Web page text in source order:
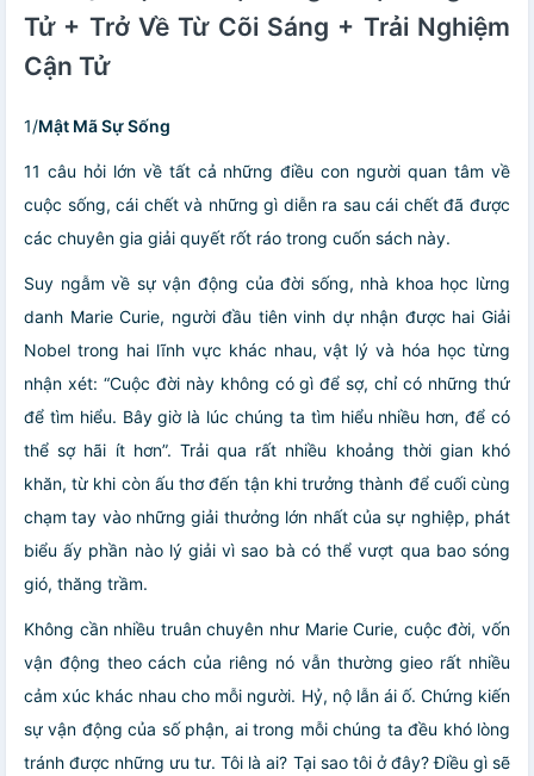
Tử + Trở Về Từ Cõi Sáng + Trải Nghiệm
Cận Tử
1/Mật Mã Sự Sống
11 câu hỏi lớn về tất cả những điều con người quan tâm về
cuộc sống, cái chết và những gì diễn ra sau cái chết đã được
các chuyên gia giải quyết rốt ráo trong cuốn sách này.
Suy ngẫm về sự vận động của đời sống, nhà khoa học lừng
danh Marie Curie, người đầu tiên vinh dự nhận được hai Giải
Nobel trong hai lĩnh vực khác nhau, vật lý và hóa học từng
nhận xét: “Cuộc đời này không có gì để sợ, chỉ có những thứ
để tìm hiểu. Bây giờ là lúc chúng ta tìm hiểu nhiều hơn, để có
thể sợ hãi ít hơn”. Trải qua rất nhiều khoảng thời gian khó
khăn, từ khi còn ấu thơ đến tận khi trưởng thành để cuối cùng
chạm tay vào những giải thưởng lớn nhất của sự nghiệp, phát
biểu ấy phần nào lý giải vì sao bà có thể vượt qua bao sóng
gió, thăng trầm.
Không cần nhiều truân chuyên như Marie Curie, cuộc đời, vốn
vận động theo cách của riêng nó vẫn thường gieo rất nhiều
cảm xúc khác nhau cho mỗi người. Hỷ, nộ lẫn ái ố. Chứng kiến
sự vận động của số phận, ai trong mỗi chúng ta đều khó lòng
tránh được những ưu tư. Tôi là ai? Tại sao tôi ở đây? Điều gì sẽ